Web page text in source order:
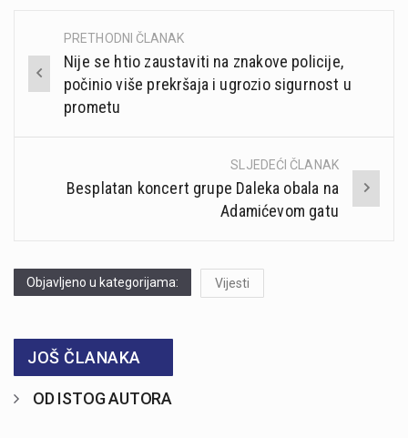
Post
navigation
PRETHODNI ČLANAK
Nije se htio zaustaviti na znakove policije,
počinio više prekršaja i ugrozio sigurnost u
prometu
SLJEDEĆI ČLANAK
Besplatan koncert grupe Daleka obala na
Adamićevom gatu
Objavljeno u kategorijama: Vijesti
JOŠ ČLANAKA
OD ISTOG AUTORA